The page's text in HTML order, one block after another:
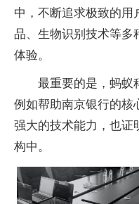
中，不断追求极致的用
品、生物识别技术等多
体验。
最重要的是，蚂蚁
例如帮助南京银行的核
强大的技术能力，也证
构中。